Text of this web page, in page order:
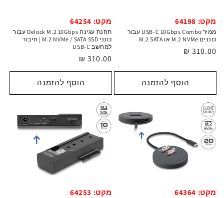
מקט: 64198
ממיר USB-C 10Gbps Combo עבור
כוננים M.2 NVMe או M.2 SATA
מחיר
310.00 ₪
הוסף להזמנה
מקט: 64254
תחנת עגינה Delock M.2 10Gbps עבור
כונני M.2 NVMe / SATA SSD | חיבור
למחשב USB-C
מחיר
רגיל
310.00 ₪
הוסף להזמנה
מקט: 64364 מקט: 64253